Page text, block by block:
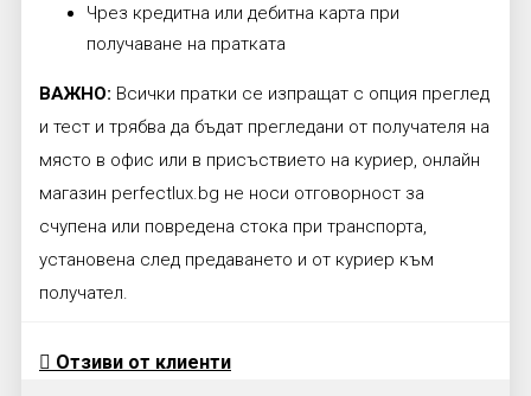
Чрез кредитна или дебитна карта при
получаване на пратката
ВАЖНО: Всички пратки се изпращат с опция преглед
и тест и трябва да бъдат прегледани от получателя на
място в офис или в присъствието на куриер, онлайн
магазин perfectlux.bg не носи отговорност за
счупена или повредена стока при транспорта,
установена след предаването и от куриер към
получател.
Отзиви от клиенти